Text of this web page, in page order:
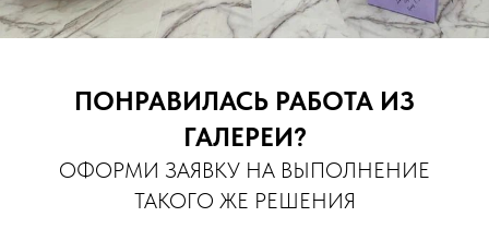
ПОНРАВИЛАСЬ РАБОТА ИЗ
ГАЛЕРЕИ?
ОФОРМИ ЗАЯВКУ НА ВЫПОЛНЕНИЕ
ТАКОГО ЖЕ РЕШЕНИЯ